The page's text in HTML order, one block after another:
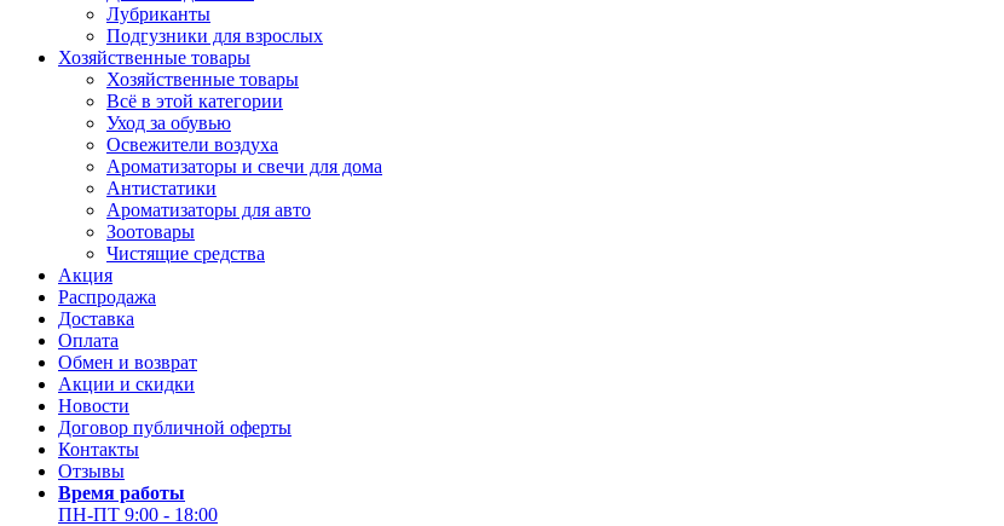
Лубриканты
Подгузники для взрослых
Хозяйственные товары
Хозяйственные товары
Всё в этой категории
Уход за обувью
Освежители воздуха
Ароматизаторы и свечи для дома
Антистатики
Ароматизаторы для авто
Зоотовары
Чистящие средства
Акция
Распродажа
Доставка
Оплата
Обмен и возврат
Акции и скидки
Новости
Договор публичной оферты
Контакты
Отзывы
Время работы
ПН-ПТ 9:00 - 18:00